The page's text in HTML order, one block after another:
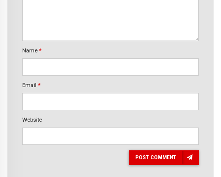
Name *
Email *
Website
POST COMMENT